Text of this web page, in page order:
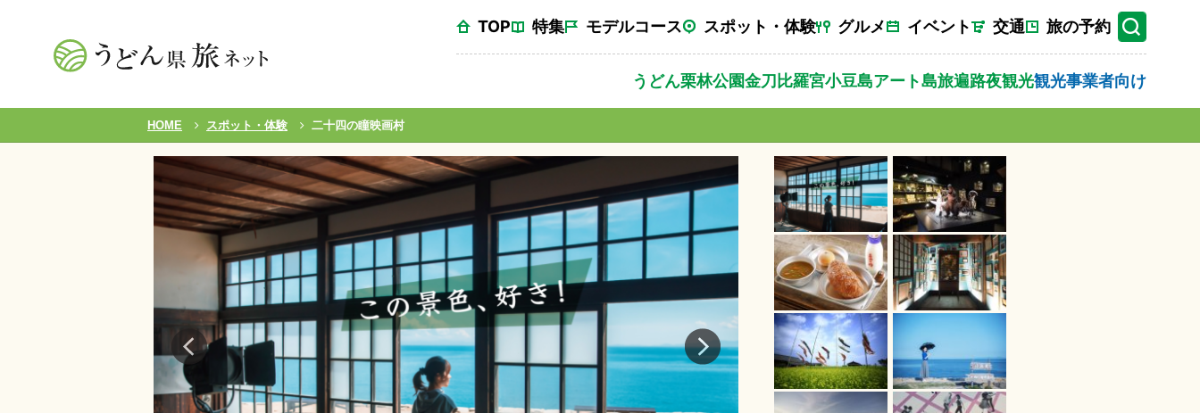
TOP 特集 モデルコース スポット・体験 グルメ イベント 交通 旅の予約
うどん栗林公園金刀比羅宮小豆島アート島旅遍路夜観光観光事業者向け
HOME スポット・体験 二十四の瞳映画村